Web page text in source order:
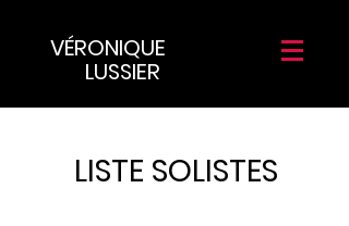
VÉRONIQUE
LUSSIER
LISTE SOLISTES